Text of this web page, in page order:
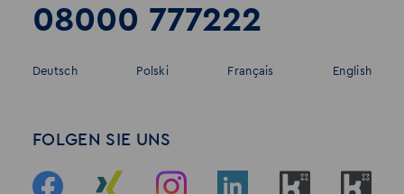
08000 777222
Deutsch Polski Français English
FOLGEN SIE UNS